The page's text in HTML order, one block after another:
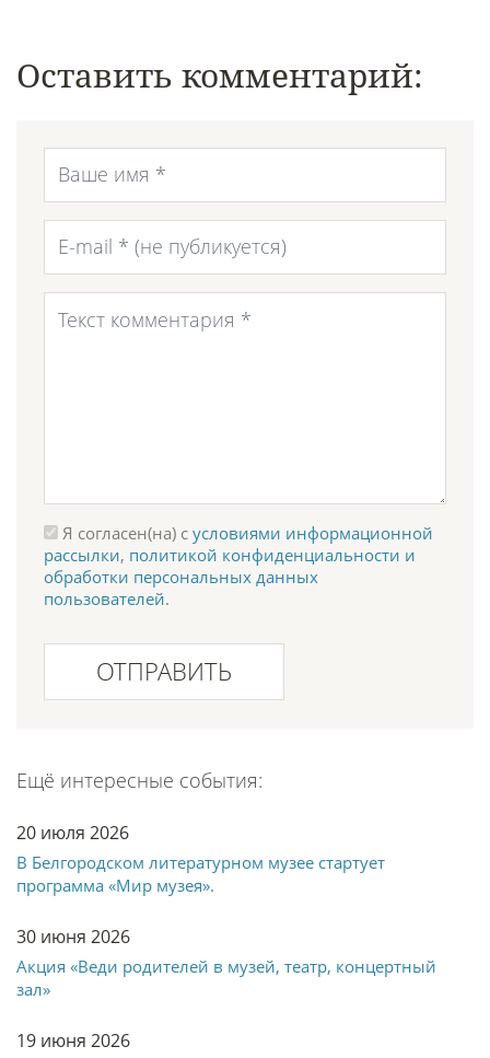
Оставить комментарий:
Я согласен(на) с условиями информационной
рассылки, политикой конфиденциальности и
обработки персональных данных
пользователей.
ОТПРАВИТЬ
Ещё интересные события:
20 июля 2026
В Белгородском литературном музее стартует
программа «Мир музея».
30 июня 2026
Акция «Веди родителей в музей, театр, концертный
зал»
19 июня 2026